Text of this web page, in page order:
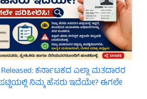
Released: ಕರ್ನಾಟಕದ ಎಲ್ಲಾ ಮತದಾರರ
ಪಟ್ಟಿಯಲ್ಲಿ ನಿಮ್ಮ ಹೆಸರು ಇದೆಯೇ? ಈಗಲೇ